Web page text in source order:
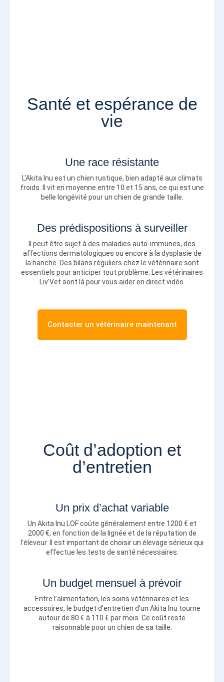
Santé et espérance de
vie
Une race résistante
L’Akita Inu est un chien rustique, bien adapté aux climats
froids. Il vit en moyenne entre 10 et 15 ans, ce qui est une
belle longévité pour un chien de grande taille.
Des prédispositions à surveiller
Il peut être sujet à des maladies auto-immunes, des
affections dermatologiques ou encore à la dysplasie de
la hanche. Des bilans réguliers chez le vétérinaire sont
essentiels pour anticiper tout problème. Les vétérinaires
Liv’Vet sont là pour vous aider en direct vidéo.
Contacter un vétérinaire maintenant
Coût d’adoption et
d’entretien
Un prix d’achat variable
Un Akita Inu LOF coûte généralement entre 1200 € et
2000 €, en fonction de la lignée et de la réputation de
l’éleveur. Il est important de choisir un élevage sérieux qui
effectue les tests de santé nécessaires.
Un budget mensuel à prévoir
Entre l’alimentation, les soins vétérinaires et les
accessoires, le budget d’entretien d’un Akita Inu tourne
autour de 80 € à 110 € par mois. Ce coût reste
raisonnable pour un chien de sa taille.